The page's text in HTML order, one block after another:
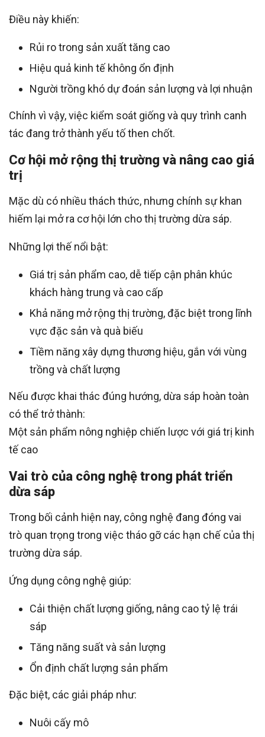
Điều này khiến:
Rủi ro trong sản xuất tăng cao
Hiệu quả kinh tế không ổn định
Người trồng khó dự đoán sản lượng và lợi nhuận
Chính vì vậy, việc kiểm soát giống và quy trình canh
tác đang trở thành yếu tố then chốt.
Cơ hội mở rộng thị trường và nâng cao giá
trị
Mặc dù có nhiều thách thức, nhưng chính sự khan
hiếm lại mở ra cơ hội lớn cho thị trường dừa sáp.
Những lợi thế nổi bật:
Giá trị sản phẩm cao, dễ tiếp cận phân khúc
khách hàng trung và cao cấp
Khả năng mở rộng thị trường, đặc biệt trong lĩnh
vực đặc sản và quà biếu
Tiềm năng xây dựng thương hiệu, gắn với vùng
trồng và chất lượng
Nếu được khai thác đúng hướng, dừa sáp hoàn toàn
có thể trở thành:
Một sản phẩm nông nghiệp chiến lược với giá trị kinh
tế cao
Vai trò của công nghệ trong phát triển
dừa sáp
Trong bối cảnh hiện nay, công nghệ đang đóng vai
trò quan trọng trong việc tháo gỡ các hạn chế của thị
trường dừa sáp.
Ứng dụng công nghệ giúp:
Cải thiện chất lượng giống, nâng cao tỷ lệ trái
sáp
Tăng năng suất và sản lượng
Ổn định chất lượng sản phẩm
Đặc biệt, các giải pháp như:
Nuôi cấy mô